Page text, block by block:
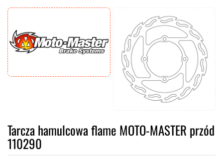
Tarcza hamulcowa flame MOTO-MASTER przód
110290